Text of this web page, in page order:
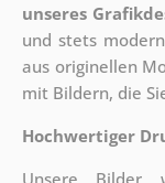
unseres
und stets
aus originellen
mit Bildern, die
Hochwertiger